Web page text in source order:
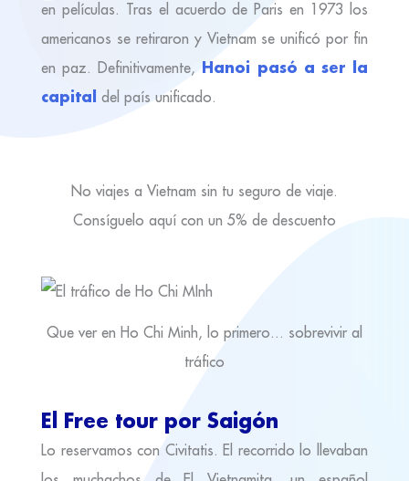
en películas. Tras el acuerdo de Paris en 1973 los
americanos se retiraron y Vietnam se unificó por fin
en paz. Definitivamente, Hanoi pasó a ser la
capital del país unificado.
No viajes a Vietnam sin tu seguro de viaje.
Consíguelo aquí con un 5% de descuento
Que ver en Ho Chi Minh, lo primero... sobrevivir al
tráfico
El Free tour por Saigón
Lo reservamos con Civitatis. El recorrido lo llevaban